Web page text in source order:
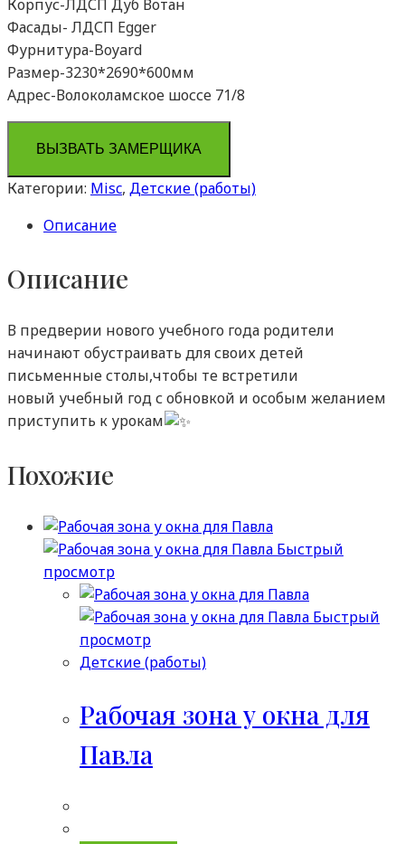
Корпус-ЛДСП Дуб Вотан
Фасады- ЛДСП Egger
Фурнитура-Boyard
Размер-3230*2690*600мм
Адрес-Волоколамское шоссе 71/8
ВЫЗВАТЬ ЗАМЕРЩИКА
Категории: Misc, Детские (работы)
Описание
Описание
В предверии нового учебного года родители
начинают обустраивать для своих детей
письменные столы,чтобы те встретили
новый учебный год с обновкой и особым желанием
приступить к урокам
Похожие
Быстрый
просмотр
Быстрый
просмотр
Детские (работы)
Рабочая зона у окна для
Павла